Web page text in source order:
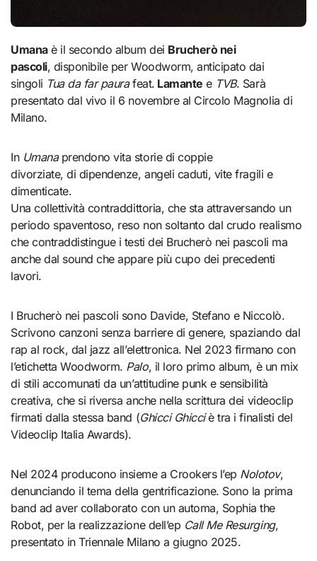
Umanaè il secondo album dei Brucherò nei
pascoli, disponibile per Woodworm, anticipato dai
singoli Tua da far paurafeat. Lamante e TVB. Sarà
presentato dal vivo il 6 novembre al Circolo Magnolia di
Milano.
In Umanaprendono vita storie di coppie
divorziate, di dipendenze, angeli caduti, vite fragili e
dimenticate.
Una collettività contraddittoria, che sta attraversando un
periodo spaventoso, reso non soltanto dal crudo realismo
che contraddistingue i testi dei Brucherò nei pascoli ma
anche dal sound che appare più cupo dei precedenti
lavori.
I Brucherò nei pascoli sono Davide, Stefano e Niccolò.
Scrivono canzoni senza barriere di genere, spaziando dal
rap al rock, dal jazz all’elettronica. Nel 2023 firmano con
l’etichetta Woodworm. Palo, il loro primo album, è un mix
di stili accomunati da un’attitudine punk e sensibilità
creativa, che si riversa anche nella scrittura dei videoclip
firmati dalla stessa band (Ghicci Ghicciè tra i finalisti del
Videoclip Italia Awards).
Nel 2024 producono insieme a Crookers l’ep Nolotov,
denunciando il tema della gentrificazione. Sono la prima
band ad aver collaborato con un automa, Sophia the
Robot, per la realizzazione dell’ep Call Me Resurging,
presentato in Triennale Milano a giugno 2025.